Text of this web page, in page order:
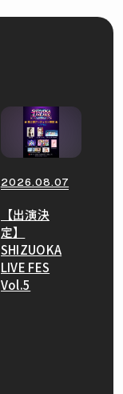
2026.08.07
【出演決
定】
SHIZUOKA
LIVE FES
Vol.5